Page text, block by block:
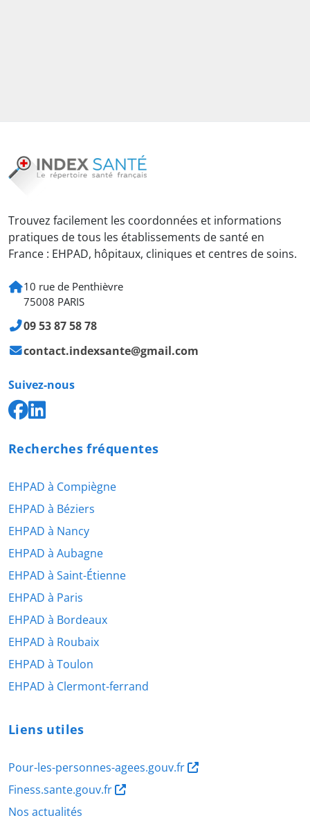
Trouvez facilement les coordonnées et informations
pratiques de tous les établissements de santé en
France : EHPAD, hôpitaux, cliniques et centres de soins.
10 rue de Penthièvre
75008 PARIS
09 53 87 58 78
contact.indexsante@gmail.com
Suivez-nous
Recherches fréquentes
EHPAD à Compiègne
EHPAD à Béziers
EHPAD à Nancy
EHPAD à Aubagne
EHPAD à Saint-Étienne
EHPAD à Paris
EHPAD à Bordeaux
EHPAD à Roubaix
EHPAD à Toulon
EHPAD à Clermont-ferrand
Liens utiles
Pour-les-personnes-agees.gouv.fr
Finess.sante.gouv.fr
Nos actualités